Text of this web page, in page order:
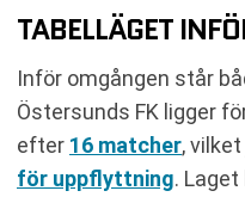
TABELLÄGET
Inför omgången står
Östersunds FK ligger
efter 16 matcher,
för uppflyttning.